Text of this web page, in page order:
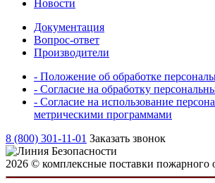
Новости
Документация
Вопрос-ответ
Производители
- Положение об обработке
- Согласие на обработку
- Согласие на использование
метрическими программами
8 (800) 301-11-01 Заказать звонок
2026 © комплексные поставки пожарного